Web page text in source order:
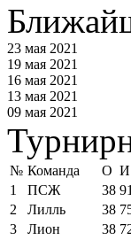
23 мая 2021
19 мая 2021
16 мая 2021
13 мая 2021
09 мая 2021
№ Команда О И
1
ПСЖ 38 91
2
Лилль 38
3
Лион 38